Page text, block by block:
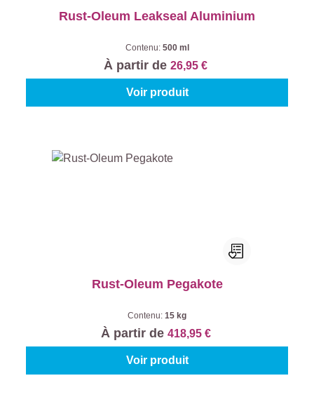
Rust-Oleum Leakseal Aluminium
Contenu: 500 ml
À partir de 26,95 €
Voir produit
Rust-Oleum Pegakote
Contenu: 15 kg
À partir de 418,95 €
Voir produit